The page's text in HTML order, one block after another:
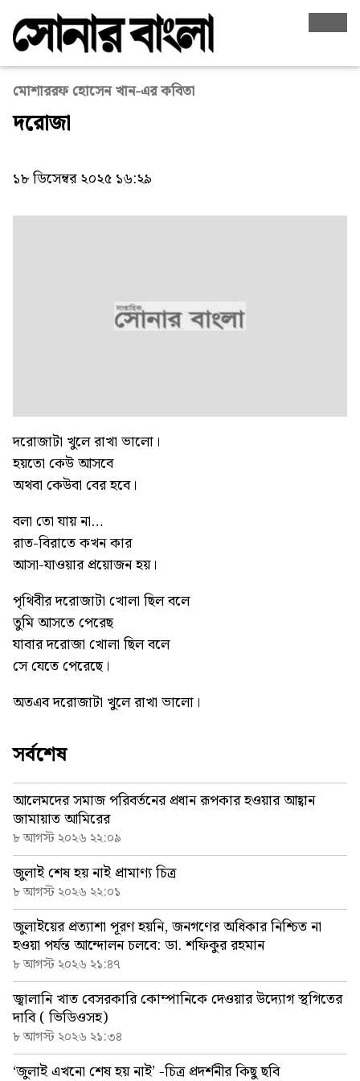
মোশাররফ হোসেন খান-এর কবিতা
দরোজা
১৮ ডিসেম্বর ২০২৫ ১৬:২৯
দরোজাটা খুলে রাখা ভালো।
হয়তো কেউ আসবে
অথবা কেউবা বের হবে।
বলা তো যায় না…
রাত-বিরাতে কখন কার
আসা-যাওয়ার প্রয়োজন হয়।
পৃথিবীর দরোজাটা খোলা ছিল বলে
তুমি আসতে পেরেছ
যাবার দরোজা খোলা ছিল বলে
সে যেতে পেরেছে।
অতএব দরোজাটা খুলে রাখা ভালো।
সর্বশেষ
আলেমদের সমাজ পরিবর্তনের প্রধান রূপকার হওয়ার আহ্বান
জামায়াত আমিরের
৮ আগস্ট ২০২৬ ২২:০৯
জুলাই শেষ হয় নাই প্রামাণ্য চিত্র
৮ আগস্ট ২০২৬ ২২:০১
জুলাইয়ের প্রত্যাশা পূরণ হয়নি, জনগণের অধিকার নিশ্চিত না
হওয়া পর্যন্ত আন্দোলন চলবে: ডা. শফিকুর রহমান
৮ আগস্ট ২০২৬ ২১:৪৭
জ্বালানি খাত বেসরকারি কোম্পানিকে দেওয়ার উদ্যোগ স্থগিতের
দাবি ( ভিডিওসহ)
৮ আগস্ট ২০২৬ ২১:৩৪
‘জুলাই এখনো শেষ হয় নাই’ -চিত্র প্রদর্শনীর কিছু ছবি